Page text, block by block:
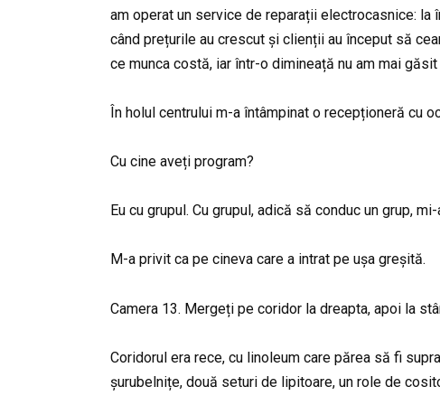
am operat un service de reparații electrocasnice: la
când prețurile au crescut și clienții au început să
ce munca costă, iar într-o dimineață nu am mai
În holul centrului m-a întâmpinat o recepționeră cu
Cu cine aveți program?
Eu cu grupul. Cu grupul, adică să conduc un grup,
M-a privit ca pe cineva care a intrat pe ușa greșită.
Camera 13. Mergeți pe coridor la dreapta, apoi la
Coridorul era rece, cu linoleum care părea să fi
șurubelnițe, două seturi de lipitoare, un role de